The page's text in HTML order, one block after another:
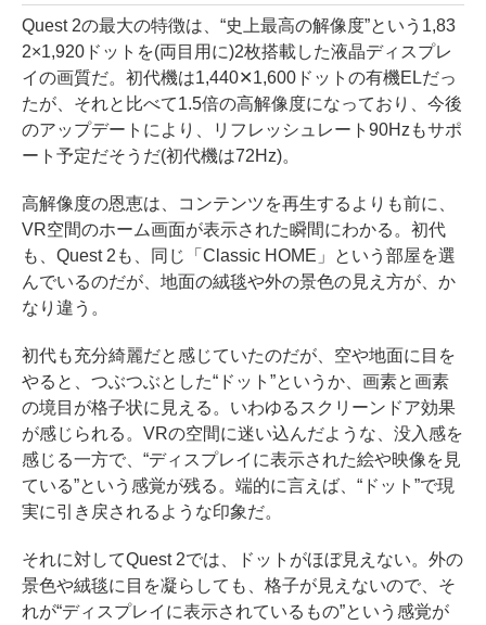
Quest 2の最大の特徴は、“史上最高の解像度”という1,83
2×1,920ドットを(両目用に)2枚搭載した液晶ディスプレ
イの画質だ。初代機は1,440✕1,600ドットの有機ELだっ
たが、それと比べて1.5倍の高解像度になっており、今後
のアップデートにより、リフレッシュレート90Hzもサポ
ート予定だそうだ(初代機は72Hz)。
高解像度の恩恵は、コンテンツを再生するよりも前に、
VR空間のホーム画面が表示された瞬間にわかる。初代
も、Quest 2も、同じ「Classic HOME」という部屋を選
んでいるのだが、地面の絨毯や外の景色の見え方が、か
なり違う。
初代も充分綺麗だと感じていたのだが、空や地面に目を
やると、つぶつぶとした“ドット”というか、画素と画素
の境目が格子状に見える。いわゆるスクリーンドア効果
が感じられる。VRの空間に迷い込んだような、没入感を
感じる一方で、“ディスプレイに表示された絵や映像を見
ている”という感覚が残る。端的に言えば、“ドット”で現
実に引き戻されるような印象だ。
それに対してQuest 2では、ドットがほぼ見えない。外の
景色や絨毯に目を凝らしても、格子が見えないので、そ
れが“ディスプレイに表示されているもの”という感覚が